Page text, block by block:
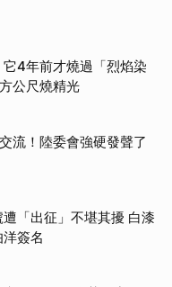
4年前才燒過「烈焰染
公尺燒精光
流！陸委會強硬發聲了
「出征」不堪其擾 白漆
簽名